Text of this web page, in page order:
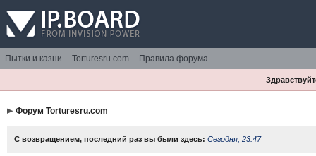
Пытки и казни Torturesru.com Правила форума
Форум Torturesru.com
С возвращением, последний раз вы были здесь: Сегодня, 23:47